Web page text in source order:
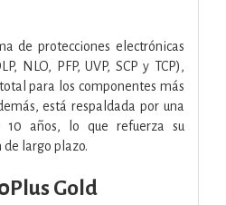
de protecciones electrónicas
NLO, PFP, UVP, SCP y TCP),
para los componentes más
está respaldada por una
10 años, lo que refuerza su
largo plazo.
Gold